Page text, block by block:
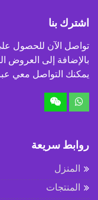
اشترك بنا
تواصل الآن للحصول
بالإضافة إلى العروض
يمكنك التواصل معي
روابط سريعة
المنزل
المنتجات